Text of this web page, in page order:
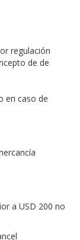
regulación
de de
en caso de
a USD 200 no